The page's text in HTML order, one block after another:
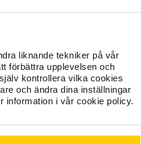
liknande tekniker på vår
förbättra upplevelsen och
kontrollera vilka cookies
och ändra dina inställningar
information i vår cookie policy.
valutakurs skiljer
du ser på
Google.